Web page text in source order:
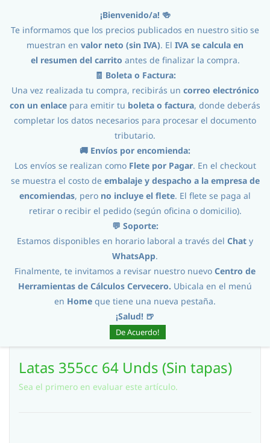
Envasado // Envases //
Latas 355cc 64 Unds (Sin tapas)
Latas 355cc 64 Unds (Sin tapas)
Sea el primero en evaluar este artículo.
¡Bienvenido/a! 🍻
Te informamos que los precios publicados en nuestro sitio se
muestran en valor neto (sin IVA). El IVA se calcula en
el resumen del carrito antes de finalizar la compra.
🧾 Boleta o Factura:
Una vez realizada tu compra, recibirás un correo electrónico
con un enlace para emitir tu boleta o factura, donde deberás
completar los datos necesarios para procesar el documento
tributario.
🚚 Envíos por encomienda:
Los envíos se realizan como Flete por Pagar. En el checkout
se muestra el costo de embalaje y despacho a la empresa de
encomiendas, pero no incluye el flete. El flete se paga al
retirar o recibir el pedido (según oficina o domicilio).
💬 Soporte:
Estamos disponibles en horario laboral a través del Chat y
WhatsApp.
Finalmente, te invitamos a revisar nuestro nuevo Centro de
Herramientas de Cálculos Cervecero. Ubicala en el menú
en Home que tiene una nueva pestaña.
¡Salud! 🍺
De Acuerdo!